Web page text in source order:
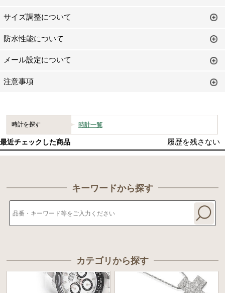
サイズ調整について
防水性能について
メール設定について
注意事項
時計を探す 時計一覧
最近チェックした商品 履歴を残さない
キーワードから探す
カテゴリから探す